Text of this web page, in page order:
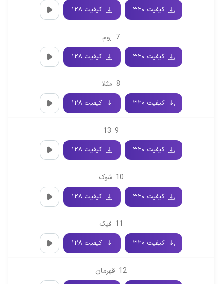
کیفیت ۳۲۰ کیفیت ۱۲۸
7 زوم
کیفیت ۳۲۰ کیفیت ۱۲۸
8 مثلا
کیفیت ۳۲۰ کیفیت ۱۲۸
9
13
کیفیت ۳۲۰ کیفیت ۱۲۸
10 شوک
کیفیت ۳۲۰ کیفیت ۱۲۸
11 فیک
کیفیت ۳۲۰ کیفیت ۱۲۸
12 قهرمان